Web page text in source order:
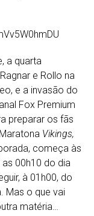
a quarta
e Rollo na
e a invasão do
Fox Premium
preparar os fãs
Vikings,
começa às
00h10 do dia
à 01h00, do
Mas o que vai
matéria…